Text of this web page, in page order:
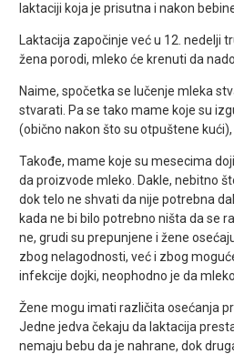
laktaciji koja je prisutna i nakon
Laktacija započinje već u 12. nedelji
žena porodi, mleko će krenuti da
Naime, spočetka se lučenje mleka
stvarati. Pa se tako mame koje su
(obično nakon što su otpuštene
Takođe, mame koje su mesecima
da proizvode mleko. Dakle, nebitno
dok telo ne shvati da nije potrebna
kada ne bi bilo potrebno ništa da se
ne, grudi su prepunjene i žene
zbog nelagodnosti, već i zbog
infekcije dojki, neophodno je da
Žene mogu imati različita osećanja
Jedne jedva čekaju da laktacija
nemaju bebu da je nahrane, dok